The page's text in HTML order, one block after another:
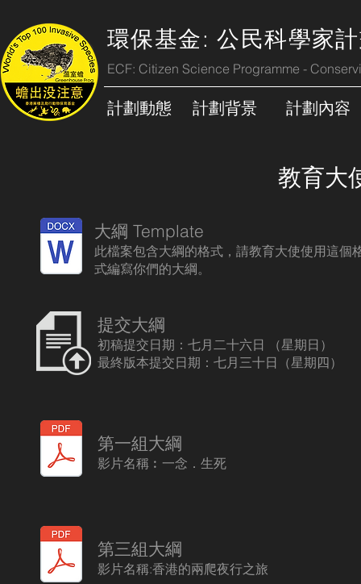
環保基金: 公民科學家
ECF: Citizen Science Programme -
計劃動態 計劃背景 計劃內容
教育大
​大綱 Template
此檔案包含大綱的格式，請教育大使使用這個
式編寫你們的大綱。
​提交大綱
初稿提交日期：七月二十六日 （星期日）
最終版本提交日期：七月三十日（星期四）
第一組大綱
​影片名稱︰一念．生死
第三組大綱
影片名稱:香港的兩爬夜行之旅